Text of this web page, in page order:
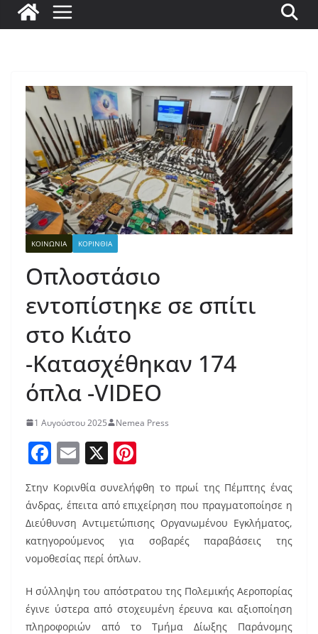
ΚΟΙΝΩΝΙΑ ΚΟΡΙΝΘΙΑ
Οπλοστάσιο
εντοπίστηκε σε σπίτι
στο Κιάτο
-Κατασχέθηκαν 174
όπλα -VIDEO
1 Αυγούστου 2025 Nemea Press
F
c
e
b
o
o
k
E
m
ai
l
X
nt
er
e
st
Στην Κορινθία συνελήφθη το πρωί της Πέμπτης ένας
άνδρας, έπειτα από επιχείρηση που πραγματοποίησε η
Διεύθυνση Αντιμετώπισης Οργανωμένου Εγκλήματος,
κατηγορούμενος για σοβαρές παραβάσεις της
νομοθεσίας περί όπλων.
Η σύλληψη του απόστρατου της Πολεμικής Αεροπορίας
έγινε ύστερα από στοχευμένη έρευνα και αξιοποίηση
πληροφοριών από το Τμήμα Δίωξης Παράνομης